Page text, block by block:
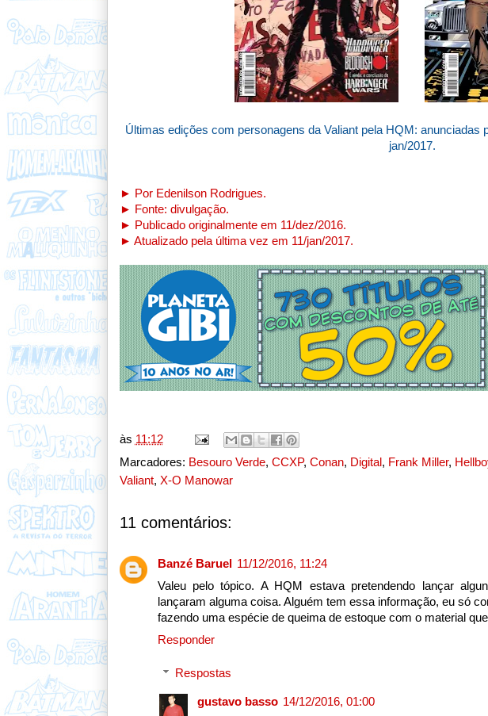
Últimas edições com personagens da Valiant pela HQM: anunciadas
jan/2017.
► Por Edenilson Rodrigues.
► Fonte: divulgação.
► Publicado originalmente em 11/dez/2016.
► Atualizado pela última vez em 11/jan/2017.
às 11:12
Marcadores: Besouro Verde, CCXP, Conan, Digital , Frank Miller,
Valiant, X-O Manowar
11 comentários:
Banzé Baruel
11/12/2016, 11:24
Valeu pelo tópico. A HQM estava pretendendo lançar
lançaram alguma coisa. Alguém tem essa informação, eu só
fazendo uma espécie de queima de estoque com o material
Responder
Respostas
gustavo basso 14/12/2016, 01:00